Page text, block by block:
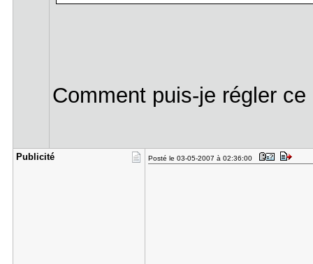
Comment puis-je régler
Publicité Posté le 03-05-2007 à 02:36:00